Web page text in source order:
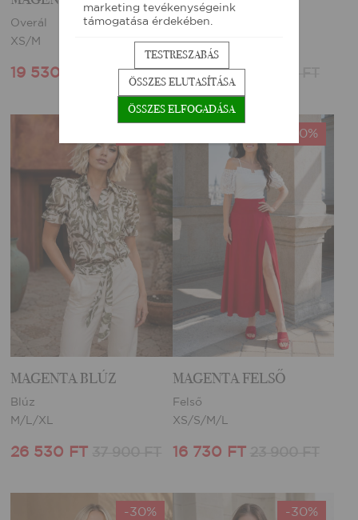
Overál
XS/M
19 530 FT 27 900 FT
Felső
XS/S
16 730 FT
MAGENTA BLÚZ
Blúz
M/L/XL
26 530 FT
-30%
MAGENTA FELSŐ
Felső
XS/S/M/L
16 730 FT
-30% -30%
marketing tevékenységeink
támogatása érdekében.
TESTRESZABÁS
ÖSSZES ELUTASÍTÁSA
ÖSSZES ELFOGADÁSA